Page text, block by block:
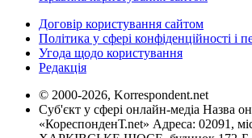
Договір користування сайтом
Політика у сфері конфіденційності і
Угода щодо користування
Редакція
© 2000-2026, Korrespondent.net
Суб'єкт у сфері онлайн-медіа Назва
«КореспонденТ.net» Адреса: 02091,